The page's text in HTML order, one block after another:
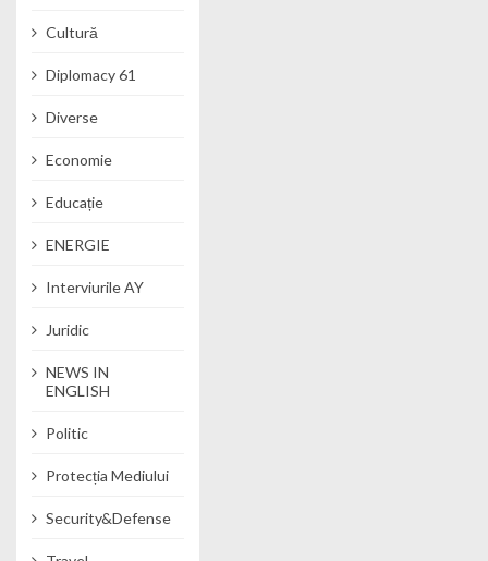
Cultură
Diplomacy 61
Diverse
Economie
Educație
ENERGIE
Interviurile AY
Juridic
NEWS IN
ENGLISH
Politic
Protecția Mediului
Security&Defense